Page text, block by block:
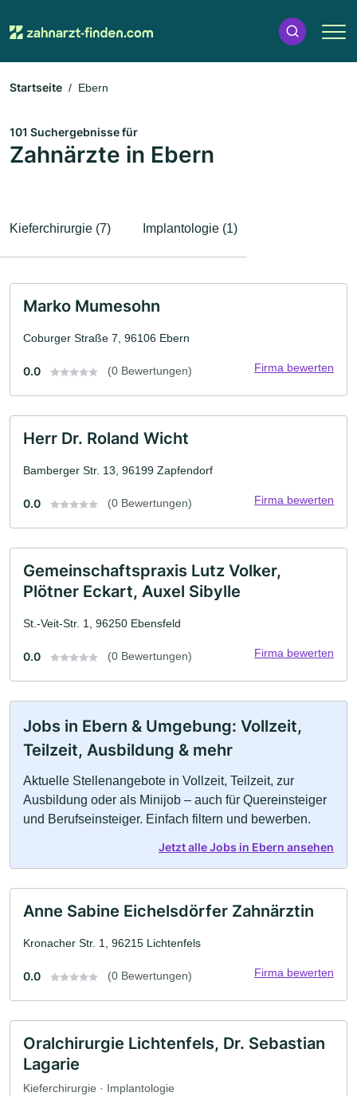
Startseite Ebern
101 Suchergebnisse für
Zahnärzte in Ebern
Kieferchirurgie (7) Implantologie (1)
Marko Mumesohn
Coburger Straße 7, 96106 Ebern
0.0 (0 Bewertungen) Firma bewerten
Herr Dr. Roland Wicht
Bamberger Str. 13, 96199 Zapfendorf
0.0 (0 Bewertungen) Firma bewerten
Gemeinschaftspraxis Lutz Volker,
Plötner Eckart, Auxel Sibylle
St.-Veit-Str. 1, 96250 Ebensfeld
0.0 (0 Bewertungen) Firma bewerten
Jobs in Ebern & Umgebung: Vollzeit,
Teilzeit, Ausbildung & mehr
Aktuelle Stellenangebote in Vollzeit, Teilzeit, zur
Ausbildung oder als Minijob – auch für Quereinsteiger
und Berufseinsteiger. Einfach filtern und bewerben.
Jetzt alle Jobs in Ebern ansehen
Anne Sabine Eichelsdörfer Zahnärztin
Kronacher Str. 1, 96215 Lichtenfels
0.0 (0 Bewertungen) Firma bewerten
Oralchirurgie Lichtenfels, Dr. Sebastian
Lagarie
Kieferchirurgie · Implantologie